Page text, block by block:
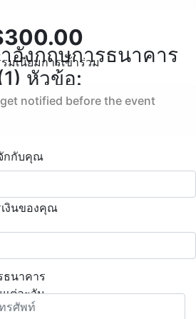
อังกฤษการธนาคาร
หัวข้อ:
กกับคุณ
ยเลข
งินของคุณ
ธนาคาร
แต่ละวัน
ะไร
300.00
มเนียมการเข้าร่วม
notified before the event